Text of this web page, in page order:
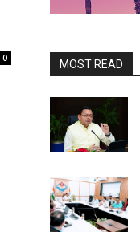
0 MOST READ